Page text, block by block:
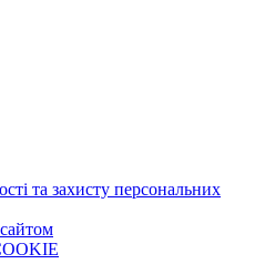
та захисту персональних